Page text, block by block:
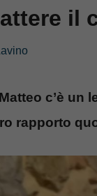
il
c’è un
rapporto